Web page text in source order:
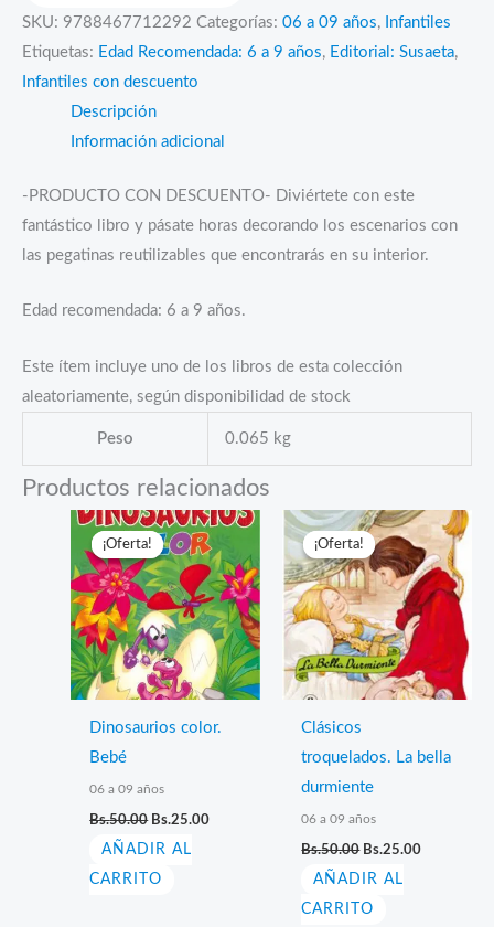
pegatinas
cantidad
SKU: 9788467712292 Categorías: 06 a 09 años, Infantiles
Etiquetas: Edad Recomendada: 6 a 9 años, Editorial: Susaeta,
Infantiles con descuento
Descripción
Información adicional
-PRODUCTO CON DESCUENTO- Diviértete con este
fantástico libro y pásate horas decorando los escenarios con
las pegatinas reutilizables que encontrarás en su interior.
Edad recomendada: 6 a 9 años.
Este ítem incluye uno de los libros de esta colección
aleatoriamente, según disponibilidad de stock
Peso 0.065 kg
Productos relacionados
¡Oferta!
¡Oferta!
Dinosaurios color.
Bebé
06 a 09 años
Bs.50.00 El
original
era:
Bs.50.00.
Bs.25.00
AÑADIR AL
CARRITO
¡Oferta!
¡Oferta!
Clásicos
troquelados. La bella
durmiente
06 a 09 años
Bs.50.00 El
original
era:
Bs.50.00.
Bs.25.00
AÑADIR AL
CARRITO